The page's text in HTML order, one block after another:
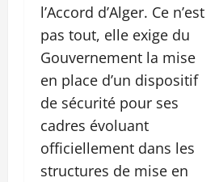
l’Accord d’Alger. Ce n’est
pas tout, elle exige du
Gouvernement la mise
en place d’un dispositif
de sécurité pour ses
cadres évoluant
officiellement dans les
structures de mise en